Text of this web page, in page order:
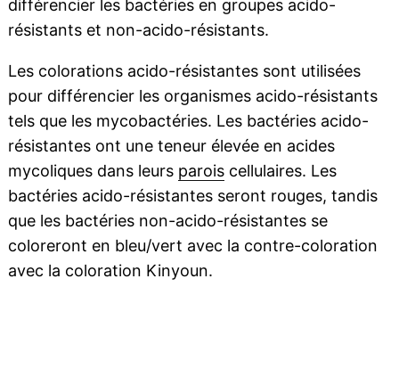
différencier les bactéries en groupes acido-
résistants et non-acido-résistants.
Les colorations acido-résistantes sont utilisées
pour différencier les organismes acido-résistants
tels que les mycobactéries. Les bactéries acido-
résistantes ont une teneur élevée en acides
mycoliques dans leurs paroiscellulaires. Les
bactéries acido-résistantes seront rouges, tandis
que les bactéries non-acido-résistantes se
coloreront en bleu/vert avec la contre-coloration
avec la coloration Kinyoun.